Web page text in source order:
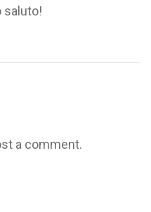
saluto!
a comment.